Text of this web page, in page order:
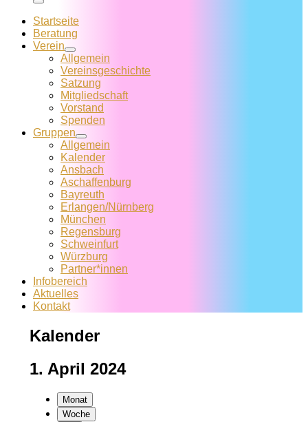
Menü
Startseite
Beratung
Verein
Allgemein
Vereins­geschichte
Satzung
Mitglied­schaft
Vorstand
Spenden
Gruppen
Allgemein
Kalender
Ansbach
Aschaffenburg
Bayreuth
Erlangen/Nürnberg
München
Regensburg
Schweinfurt
Würzburg
Partner*innen
Infobereich
Aktuelles
Kontakt
Kalender
1. April 2024
Monat
Woche